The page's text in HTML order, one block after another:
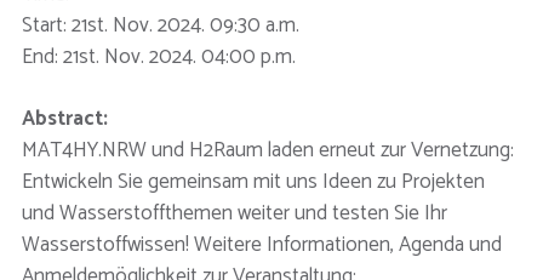
Start: 21st. Nov. 2024. 09:30 a.m.
End: 21st. Nov. 2024. 04:00 p.m.
Abstract:
MAT4HY.NRW und H2Raum laden erneut zur Vernetzung:
Entwickeln Sie gemeinsam mit uns Ideen zu Projekten
und Wasserstoffthemen weiter und testen Sie Ihr
Wasserstoffwissen! Weitere Informationen, Agenda und